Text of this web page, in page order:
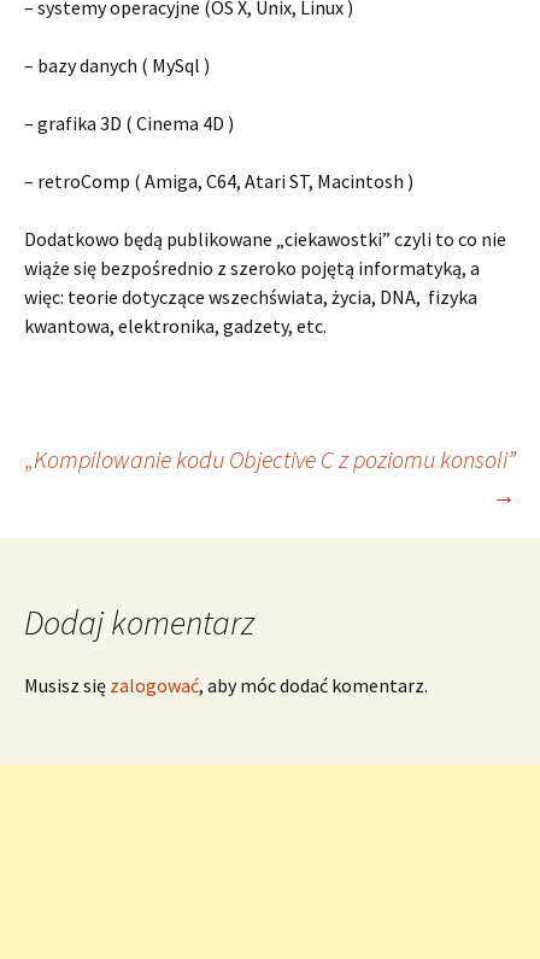
– systemy operacyjne (OS X, Unix, Linux )
– bazy danych ( MySql )
– grafika 3D ( Cinema 4D )
– retroComp ( Amiga, C64, Atari ST, Macintosh )
Dodatkowo będą publikowane „ciekawostki” czyli to co nie
wiąże się bezpośrednio z szeroko pojętą informatyką, a
więc: teorie dotyczące wszechświata, życia, DNA, fizyka
kwantowa, elektronika, gadzety, etc.
Zobacz
wpisy
„Kompilowanie kodu Objective C z poziomu konsoli”
→
Dodaj komentarz
Musisz się zalogować, aby móc dodać komentarz.